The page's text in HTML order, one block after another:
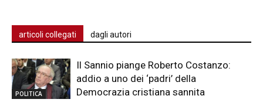
articoli collegati dagli autori
POLITICA
Il Sannio piange Roberto Costanzo:
addio a uno dei ‘padri’ della
Democrazia cristiana sannita